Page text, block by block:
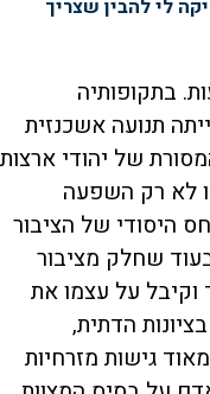
לי להבין שצריך
בתקופותיה
תנועה אשכנזית
של יהודי ארצות
לא רק השפעה
היסודי של הציבור
שחלק מציבור
וקיבל על עצמו את
הדתית,
גישות מזרחיות